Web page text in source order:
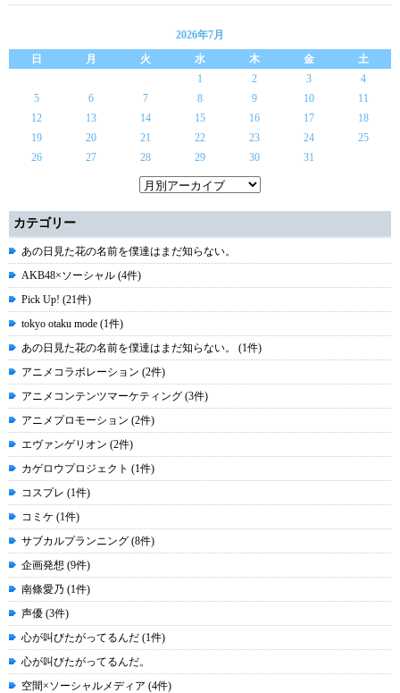
2026年7月
日
月 火 水 木 金
土
1
2 3
4
5
6 7 8 9 10
11
12
13 14 15 16 17
18
19
20 21 22 23 24
25
26
27 28 29 30 31
カテゴリー
あの日見た花の名前を僕達はまだ知らない。
AKB48×ソーシャル (4件)
Pick Up! (21件)
tokyo otaku mode (1件)
あの日見た花の名前を僕達はまだ知らない。 (1件)
アニメコラボレーション (2件)
アニメコンテンツマーケティング (3件)
アニメプロモーション (2件)
エヴァンゲリオン (2件)
カゲロウプロジェクト (1件)
コスプレ (1件)
コミケ (1件)
サブカルプランニング (8件)
企画発想 (9件)
南條愛乃 (1件)
声優 (3件)
心が叫びたがってるんだ (1件)
心が叫びたがってるんだ。
空間×ソーシャルメディア (4件)